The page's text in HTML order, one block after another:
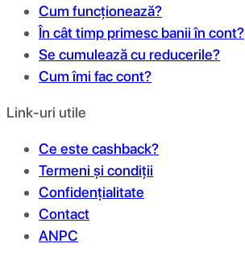
Cum funcționează?
În cât timp primesc banii în cont?
Se cumulează cu reducerile?
Cum îmi fac cont?
Link-uri utile
Ce este cashback?
Termeni și condiții
Confidențialitate
Contact
ANPC